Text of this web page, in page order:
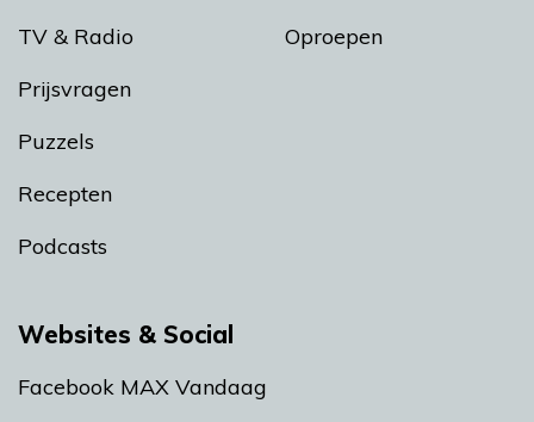
TV & Radio
Prijsvragen
Puzzels
Recepten
Podcasts
Oproepen
Websites & Social
Facebook MAX Vandaag